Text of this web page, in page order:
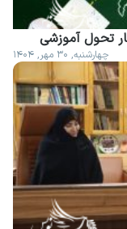
تحول آموزشی
چهارشنبه, ۳۰ مهر, ۱۴۰۴